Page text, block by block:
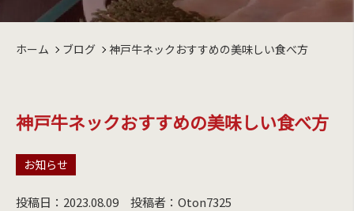
ホーム ブログ 神戸牛ネックおすすめの美味しい食べ方
神戸牛ネックおすすめの美味しい食べ方
お知らせ
投稿日：2023.08.09 投稿者：Oton7325